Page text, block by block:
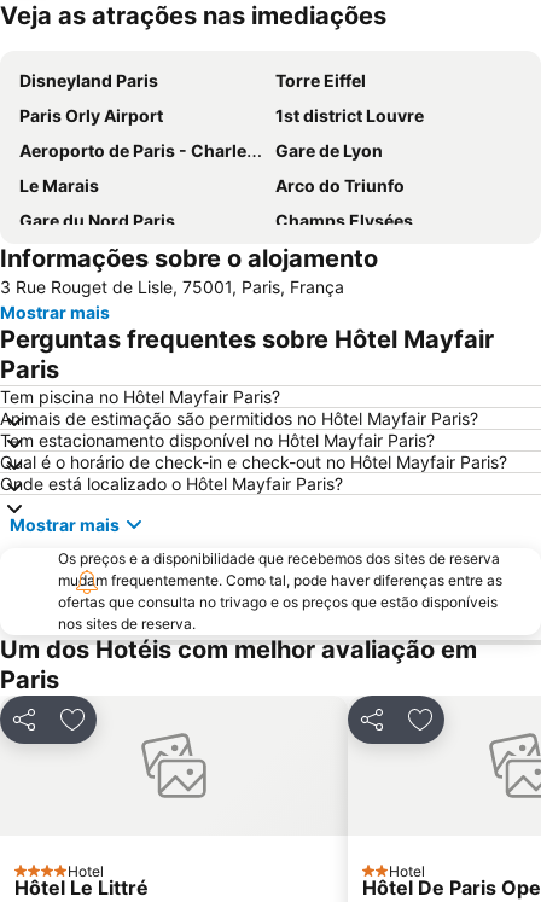
Ampliar mapa
Veja as atrações nas imediações
Disneyland Paris
Torre Eiffel
Paris Orly Airport
1st district Louvre
Aeroporto de Paris - Charles de Gaulle
Gare de Lyon
Le Marais
Arco do Triunfo
Gare du Nord Paris
Champs Elysées
58 tour eiffel
Quartier Latin
8th district Élysée
9th district Opéra
Museu do Louvre
6th district Luxembourg
Paris Expo Porte de Versailles
Montparnasse
Stade de France
7th district Palais Bourbon
15th district Vaugirard
Disney Village
3rd district Temple
14th district Observatoire
Bercy
4th district Hôtel-de-Ville
18th district la Butte-Montmartre
11th district Popincourt
Notre-Dame Cathedral
Centre commercial International Val d'Europe
2nd district la Bourse
Palais des Congrès de Paris
Palais Garnier Opera National de Paris
Les Halles
Nation Metro Station
Galerias Lafayette Paris Haussmann
Jardim de Luxemburgo
St-Germain-des-Prés
12th district Reuilly
Parc des Princes
Informações sobre o alojamento
3 Rue Rouget de Lisle, 75001, Paris, França
Mostrar mais
Perguntas frequentes sobre Hôtel Mayfair
Paris
Tem piscina no Hôtel Mayfair Paris?
Animais de estimação são permitidos no Hôtel Mayfair Paris?
Tem estacionamento disponível no Hôtel Mayfair Paris?
Qual é o horário de check-in e check-out no Hôtel Mayfair Paris?
Onde está localizado o Hôtel Mayfair Paris?
Mostrar mais
Os preços e a disponibilidade que recebemos dos sites de reserva
mudam frequentemente. Como tal, pode haver diferenças entre as
ofertas que consulta no trivago e os preços que estão disponíveis
nos sites de reserva.
Um dos Hotéis com melhor avaliação em
Paris
PartilharAdicionar aos favoritos
4 Estrelas
Hotel
Hôtel Le Littré
PartilharAdicionar
2 Estrelas
Hotel
Hôtel De Paris